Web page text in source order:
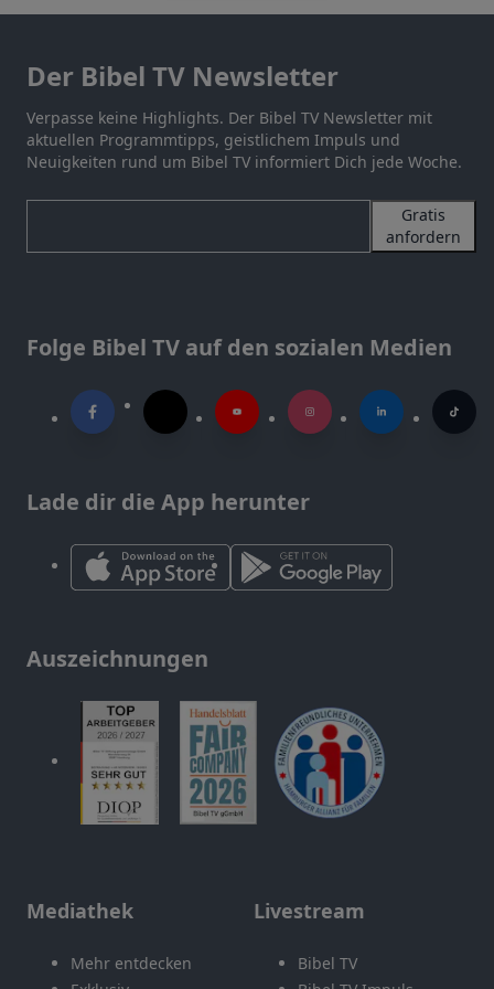
Der Bibel TV Newsletter
Verpasse keine Highlights. Der Bibel TV Newsletter mit
aktuellen Programmtipps, geistlichem Impuls und
Neuigkeiten rund um Bibel TV informiert Dich jede Woche.
Gratis
anfordern
Folge Bibel TV auf den sozialen Medien
Lade dir die App herunter
Auszeichnungen
Mediathek
Mehr entdecken
Livestream
Bibel TV